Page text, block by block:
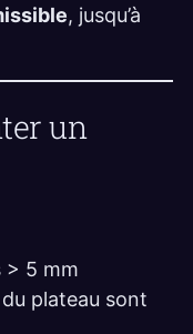
, jusqu’à
un
> 5 mm
plateau sont